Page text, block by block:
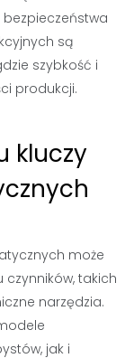
są
szybkość i
produkcji.
kluczy
może
czynników, takich
narzędzia.
jak i